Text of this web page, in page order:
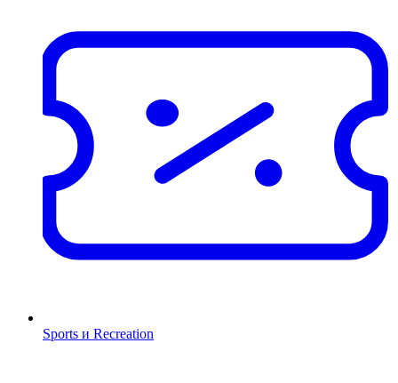
Sports и Recreation